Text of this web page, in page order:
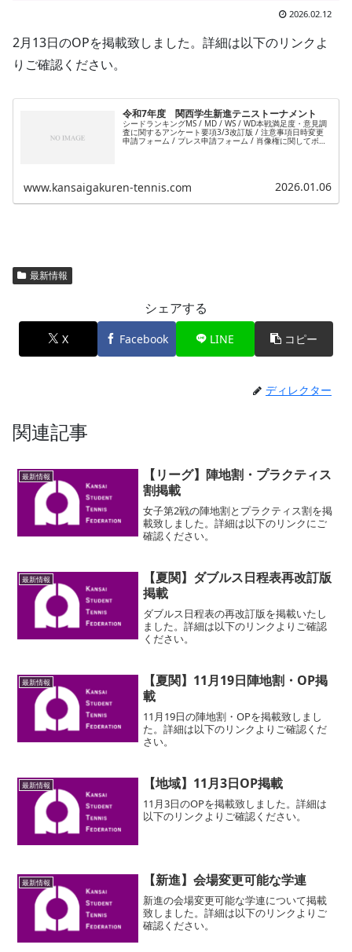
2026.02.12
2月13日のOPを掲載致しました。詳細は以下のリンクよ
りご確認ください。
令和7年度 関西学生新進テニストーナメント
シードランキングMS / MD / WS / WD本戦満足度・意見調
査に関するアンケート要項3/3改訂版 / 注意事項日時変更
申請フォーム / プレス申請フォーム / 肖像権に関してボー
www.kansaigakuren-tennis.com 2026.01.06
最新情報
シェアする
X Facebook LINE コピー
ディレクター
関連記事
最新情報
【リーグ】陣地割・プラクティス
割掲載
女子第2戦の陣地割とプラクティス割を掲
載致しました。詳細は以下のリンクにご
確認ください。
最新情報
【夏関】ダブルス日程表再改訂版
掲載
ダブルス日程表の再改訂版を掲載いたし
ました。詳細は以下のリンクよりご確認
ください。
最新情報
【夏関】11月19日陣地割・OP掲
載
11月19日の陣地割・OPを掲載致しまし
た。詳細は以下のリンクよりご確認くだ
さい。
最新情報 【地域】11月3日OP掲載
11月3日のOPを掲載致しました。詳細は
以下のリンクよりご確認ください。
最新情報 【新進】会場変更可能な学連
新進の会場変更可能な学連について掲載
致しました。詳細は以下のリンクよりご
確認ください。